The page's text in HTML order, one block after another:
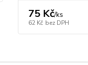
75 Kč/ks
62 Kč bez DPH